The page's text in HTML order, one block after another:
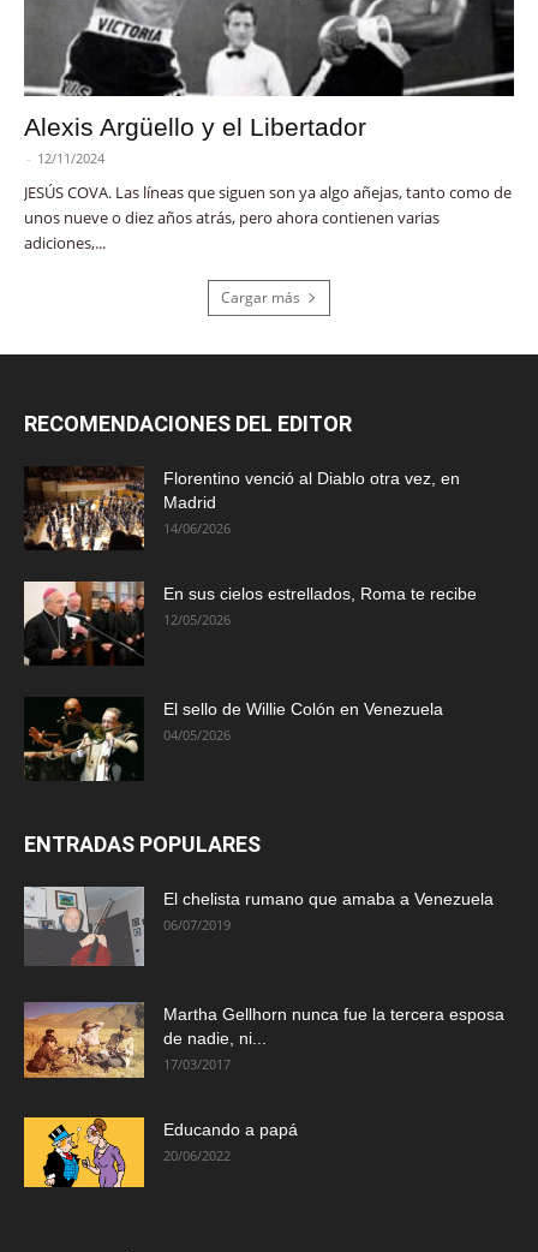
Alexis Argüello y el Libertador
- 12/11/2024
JESÚS COVA. Las líneas que siguen son ya algo añejas, tanto como de
unos nueve o diez años atrás, pero ahora contienen varias
adiciones,...
Cargar más
RECOMENDACIONES DEL EDITOR
Florentino venció al Diablo otra vez, en
Madrid
14/06/2026
En sus cielos estrellados, Roma te recibe
12/05/2026
El sello de Willie Colón en Venezuela
04/05/2026
ENTRADAS POPULARES
El chelista rumano que amaba a Venezuela
06/07/2019
Martha Gellhorn nunca fue la tercera esposa
de nadie, ni...
17/03/2017
Educando a papá
20/06/2022